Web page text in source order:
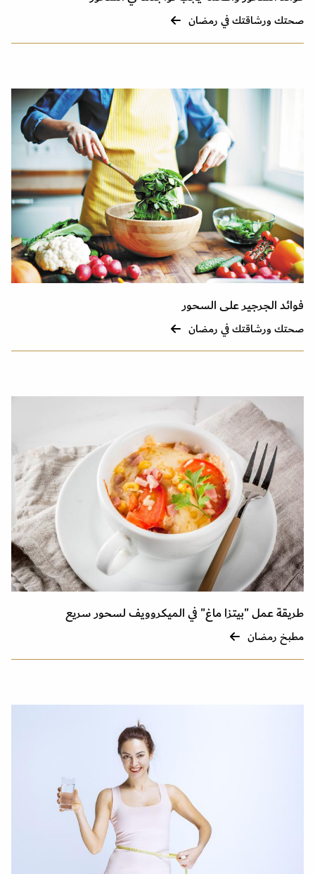
صحتك ورشاقتك في رمضان
فوائد الجرجير على السحور
صحتك ورشاقتك في رمضان
طريقة عمل "بيتزا ماغ" في الميكروويف لسحور سريع
مطبخ رمضان